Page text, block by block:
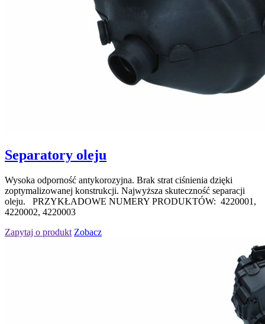
Separatory oleju
Wysoka odporność antykorozyjna. Brak strat ciśnienia dzięki
zoptymalizowanej konstrukcji. Najwyższa skuteczność separacji
oleju. PRZYKŁADOWE NUMERY PRODUKTÓW: 4220001,
4220002, 4220003
Zapytaj o produkt Zobacz